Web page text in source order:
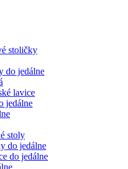
stoličky
do jedálne
lavice
jedálne
stoly
do jedálne
do jedálne